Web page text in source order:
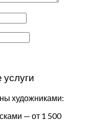
художниками:
— от 1 500